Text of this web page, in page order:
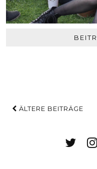
ÄLTERE BEITRÄGE